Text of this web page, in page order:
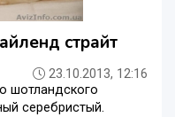
страйт
23.10.2013, 12:16
шотландского
серебристый.